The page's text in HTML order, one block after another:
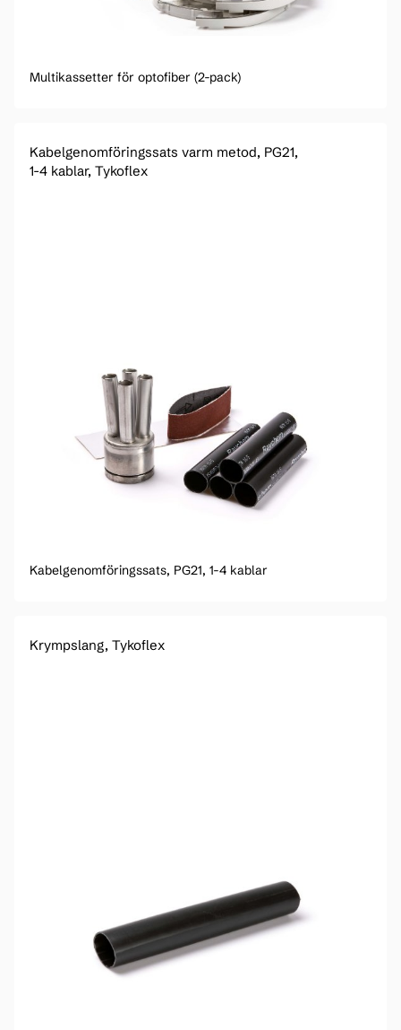
Multikassetter för optofiber (2-pack)
Kabelgenomföringssats varm metod, PG21,
1-4 kablar, Tykoflex
Kabelgenomföringssats, PG21, 1-4 kablar
Krympslang, Tykoflex